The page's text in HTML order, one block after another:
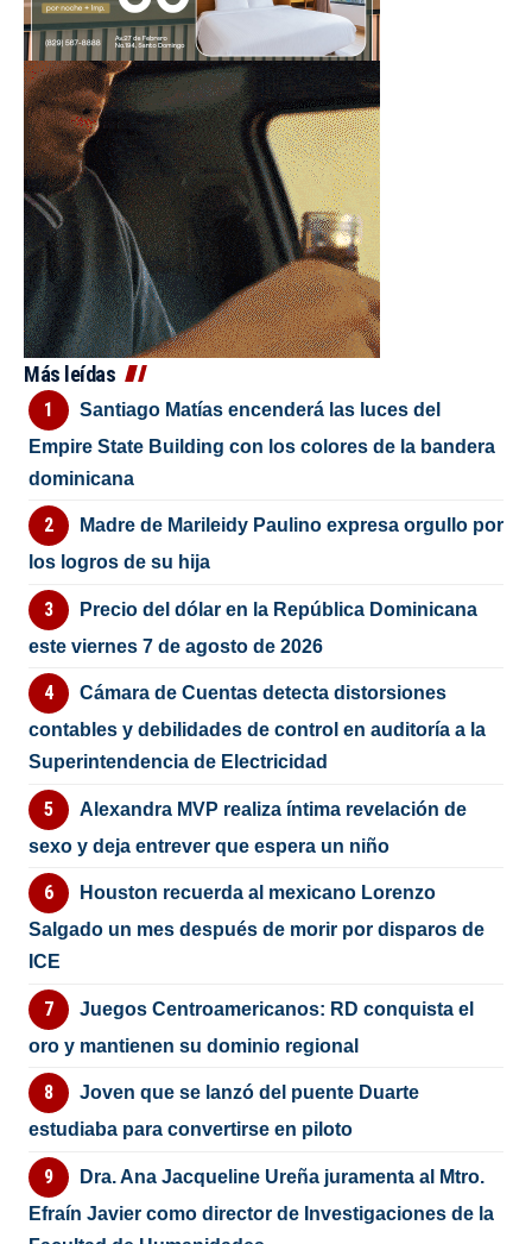
Más leídas
Santiago Matías encenderá las luces del
Empire State Building con los colores de la bandera
dominicana
Madre de Marileidy Paulino expresa orgullo por
los logros de su hija
Precio del dólar en la República Dominicana
este viernes 7 de agosto de 2026
Cámara de Cuentas detecta distorsiones
contables y debilidades de control en auditoría a la
Superintendencia de Electricidad
Alexandra MVP realiza íntima revelación de
sexo y deja entrever que espera un niño
Houston recuerda al mexicano Lorenzo
Salgado un mes después de morir por disparos de
ICE
Juegos Centroamericanos: RD conquista el
oro y mantienen su dominio regional
Joven que se lanzó del puente Duarte
estudiaba para convertirse en piloto
Dra. Ana Jacqueline Ureña juramenta al Mtro.
Efraín Javier como director de Investigaciones de la